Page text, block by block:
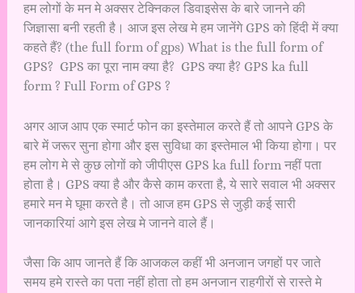
हम लोगों के मन मे अक्सर टेक्निकल डिवाइसेस के बारे जानने की
जिज्ञासा बनी रहती है। आज इस लेख मे हम जानेंगे GPS को हिंदी में क्या
कहते हैं? (the full form of gps) What is the full form of
GPS? GPS का पूरा नाम क्या है? GPS क्या है? GPS ka full
form ? Full Form of GPS ?
अगर आज आप एक स्मार्ट फोन का इस्तेमाल करते हैं तो आपने GPS के
बारे में जरूर सुना होगा और इस सुविधा का इस्तेमाल भी किया होगा। पर
हम लोग मे से कुछ लोगों को जीपीएस GPS ka full form नहीं पता
होता है। GPS क्या है और कैसे काम करता है, ये सारे सवाल भी अक्सर
हमारे मन मे घूमा करते है। तो आज हम GPS से जुड़ी कई सारी
जानकारियां आगे इस लेख मे जानने वाले हैं।
जैसा कि आप जानते हैं कि आजकल कहीं भी अनजान जगहों पर जाते
समय हमे रास्ते का पता नहीं होता तो हम अनजान राहगीरों से रास्ते मे